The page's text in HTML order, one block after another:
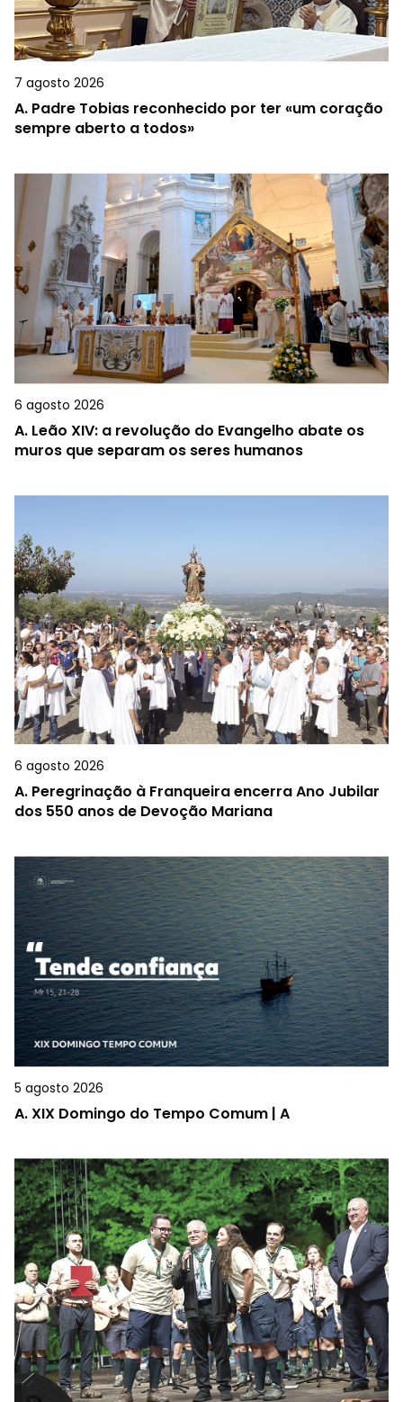
7 agosto 2026
A. Padre Tobias reconhecido por ter «um coração
sempre aberto a todos»
6 agosto 2026
A. Leão XIV: a revolução do Evangelho abate os
muros que separam os seres humanos
6 agosto 2026
A. Peregrinação à Franqueira encerra Ano Jubilar
dos 550 anos de Devoção Mariana
5 agosto 2026
A.XIX Domingo do Tempo Comum | A